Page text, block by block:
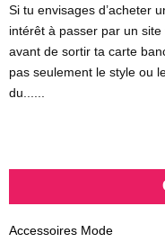
Si tu envisages d’acheter
intérêt à passer par un
avant de sortir ta carte
pas seulement le style ou
du......
Accessoires Mode